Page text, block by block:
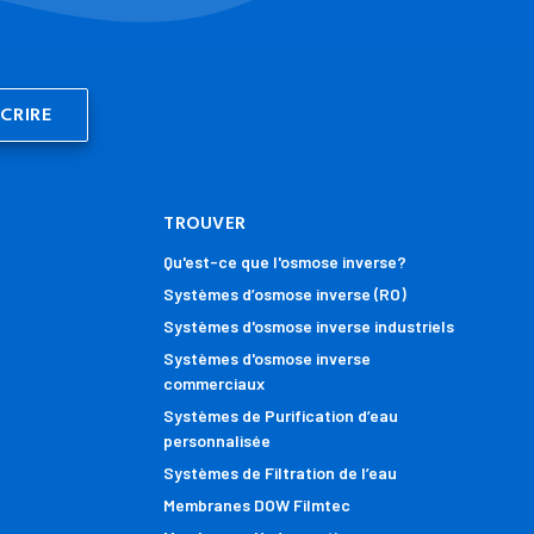
TROUVER
Qu'est-ce que l'osmose inverse?
Systèmes d’osmose inverse (RO)
Systèmes d'osmose inverse industriels
Systèmes d'osmose inverse
commerciaux
Systèmes de Purification d’eau
personnalisée
Systèmes de Filtration de l’eau
Membranes DOW Filmtec